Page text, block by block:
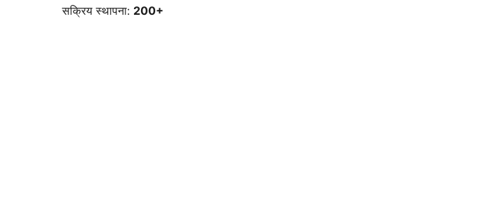
सक्रिय स्थापना: 200+